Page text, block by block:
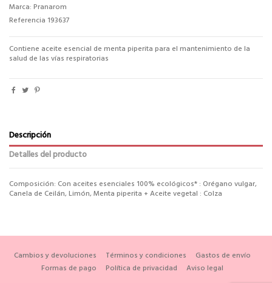
Marca: Pranarom
Referencia 193637
Contiene aceite esencial de menta piperita para el mantenimiento de la
salud de las vías respiratorias
Descripción
Detalles del producto
Composición: Con aceites esenciales 100% ecológicos* : Orégano vulgar,
Canela de Ceilán, Limón, Menta piperita + Aceite vegetal : Colza
Cambios y devoluciones Términos y condiciones
Gastos de envío
Formas de pago
Política de privacidad Aviso legal